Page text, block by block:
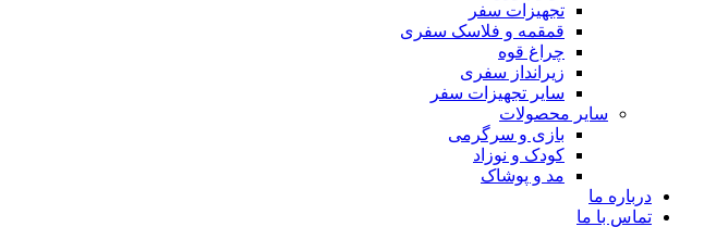
تجهیزات سفر
قمقمه و فلاسک سفری
چراغ قوه
زیرانداز سفری
سایر تجهیزات سفر
سایر محصولات
بازی و سرگرمی
کودک و نوزاد
مد و پوشاک
درباره ما
تماس با ما